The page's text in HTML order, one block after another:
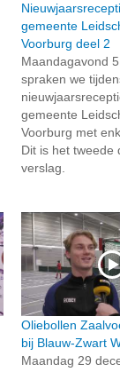
gemeente
Voorburg deel 2
Maandagavond
spraken we
gemeente
Voorburg met
Dit is het tweede
verslag.
Oliebollen
bij Blauw-Zwart
Maandag 29